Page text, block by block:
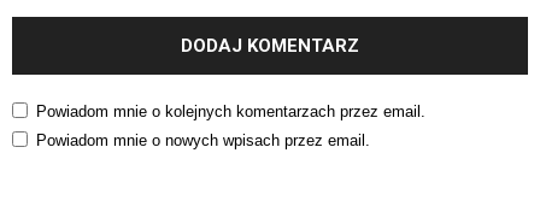
Powiadom mnie o kolejnych komentarzach przez email.
Powiadom mnie o nowych wpisach przez email.